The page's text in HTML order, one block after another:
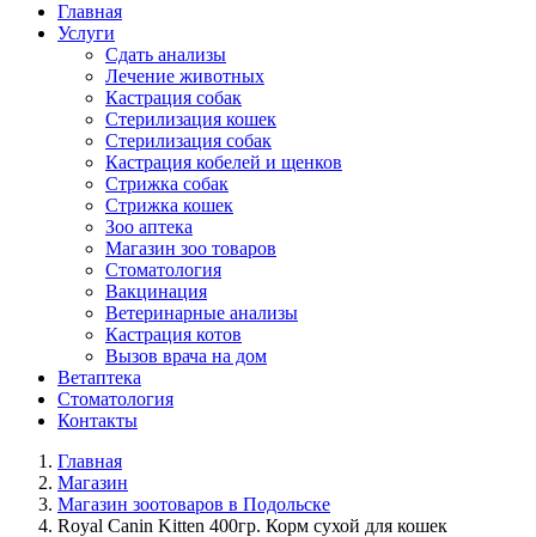
Главная
Услуги
Сдать анализы
Лечение животных
Кастрация собак
Стерилизация кошек
Стерилизация собак
Кастрация кобелей и щенков
Стрижка собак
Стрижка кошек
Зоо аптека
Магазин зоо товаров
Стоматология
Вакцинация
Ветеринарные анализы
Кастрация котов
Вызов врача на дом
Ветаптека
Стоматология
Контакты
Главная
Магазин
Магазин зоотоваров в Подольске
Royal Canin Kitten 400гр. Корм сухой для кошек